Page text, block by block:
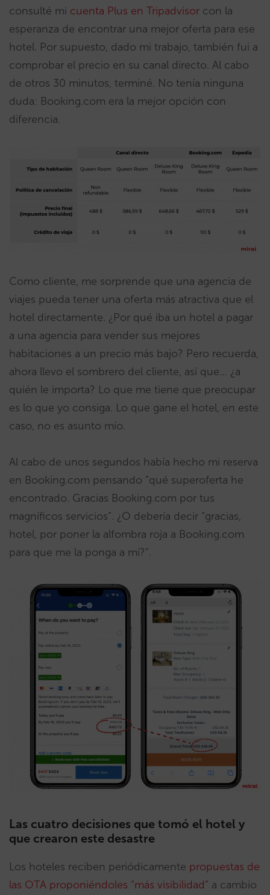
consulté mi cuenta Plus en Tripadvisor con la
esperanza de encontrar una mejor oferta para ese
hotel. Por supuesto, dado mi trabajo, también fui a
comprobar el precio en su canal directo. Al cabo
de otros 30 minutos, terminé. No tenía ninguna
duda: Booking.com era la mejor opción con
diferencia.
Como cliente, me sorprende que una agencia de
viajes pueda tener una oferta más atractiva que el
hotel directamente. ¿Por qué iba un hotel a pagar
a una agencia para vender sus mejores
habitaciones a un precio más bajo? Pero recuerda,
ahora llevo el sombrero del cliente, así que… ¿a
quién le importa? Lo que me tiene que preocupar
es lo que yo consiga. Lo que gane el hotel, en este
caso, no es asunto mío.
Al cabo de unos segundos había hecho mi reserva
en Booking.com pensando “qué superoferta he
encontrado. Gracias Booking.com por tus
magníficos servicios”. ¿O debería decir “gracias,
hotel, por poner la alfombra roja a Booking.com
para que me la ponga a mí?”.
Las cuatro decisiones que tomó el hotel y
que crearon este desastre
Los hoteles reciben periódicamente propuestas de
las OTA proponiéndoles “más visibilidad” a cambio